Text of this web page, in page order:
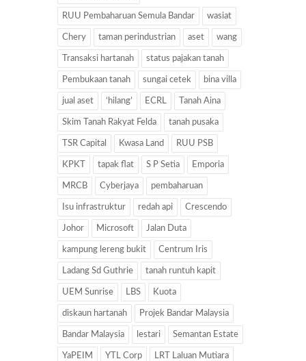
RUU Pembaharuan Semula Bandar wasiat
Chery taman perindustrian aset wang
Transaksi hartanah status pajakan tanah
Pembukaan tanah sungai cetek bina villa
jual aset ‘hilang’ ECRL Tanah Aina
Skim Tanah Rakyat Felda tanah pusaka
TSR Capital Kwasa Land RUU PSB
KPKT tapak flat S P Setia Emporia
MRCB Cyberjaya pembaharuan
Isu infrastruktur redah api Crescendo
Johor Microsoft Jalan Duta
kampung lereng bukit Centrum Iris
Ladang Sd Guthrie tanah runtuh kapit
UEM Sunrise LBS Kuota
diskaun hartanah Projek Bandar Malaysia
Bandar Malaysia lestari Semantan Estate
YaPEIM YTL Corp LRT Laluan Mutiara